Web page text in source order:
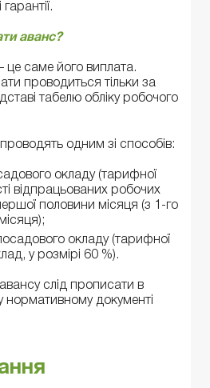
аванс?
це саме його виплата.
проводиться тільки за
табелю обліку робочого
одним зі способів:
окладу (тарифної
відпрацьованих робочих
половини місяця (з 1-го
окладу (тарифної
у розмірі 60 %).
слід прописати в
нормативному документі